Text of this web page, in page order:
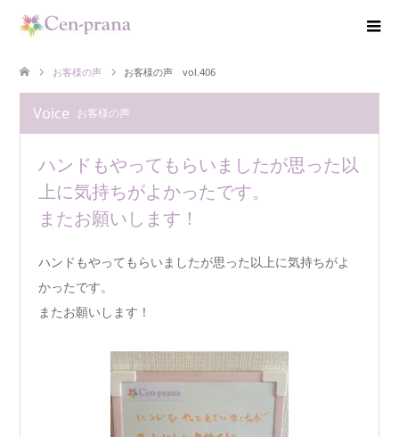
お客様の声 お客様の声 vol.406
Voice お客様の声
ハンドもやってもらいましたが思った以
上に気持ちがよかったです。
またお願いします！
ハンドもやってもらいましたが思った以上に気持ちがよ
かったです。
またお願いします！